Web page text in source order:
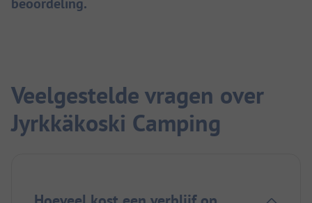
Veelgestelde vragen over
Jyrkkäkoski Camping